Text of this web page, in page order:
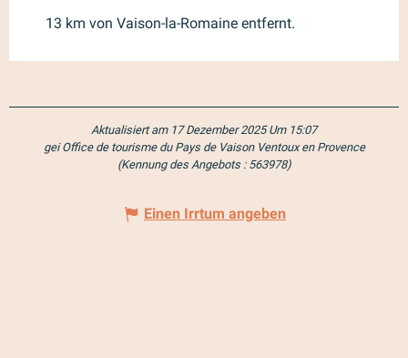
13 km von Vaison-la-Romaine entfernt.
Aktualisiert am 17 Dezember 2025 Um 15:07
gei Office de tourisme du Pays de Vaison Ventoux en Provence
(Kennung des Angebots : 563978)
Einen Irrtum angeben